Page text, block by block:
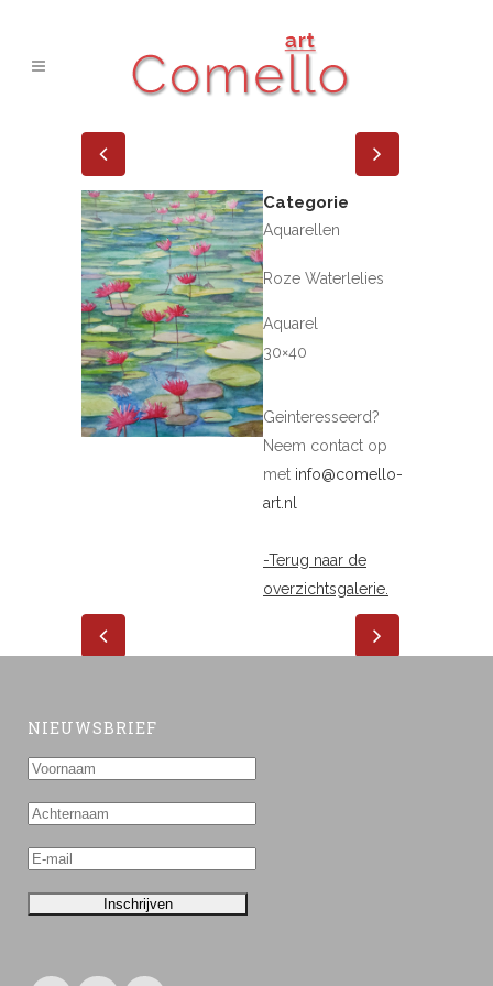
Categorie
Aquarellen
Roze Waterlelies
Aquarel
30×40
Geinteresseerd?
Neem contact op
met info@comello-
art.nl
-Terug naar de
overzichtsgalerie.
NIEUWSBRIEF